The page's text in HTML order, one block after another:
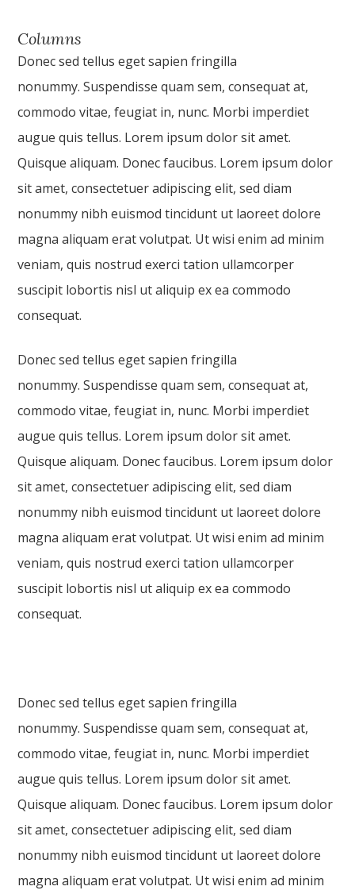
Columns
Donec sed tellus eget sapien fringilla
nonummy. Suspendisse quam sem, consequat at,
commodo vitae, feugiat in, nunc. Morbi imperdiet
augue quis tellus. Lorem ipsum dolor sit amet.
Quisque aliquam. Donec faucibus. Lorem ipsum dolor
sit amet, consectetuer adipiscing elit, sed diam
nonummy nibh euismod tincidunt ut laoreet dolore
magna aliquam erat volutpat. Ut wisi enim ad minim
veniam, quis nostrud exerci tation ullamcorper
suscipit lobortis nisl ut aliquip ex ea commodo
consequat.
Donec sed tellus eget sapien fringilla
nonummy. Suspendisse quam sem, consequat at,
commodo vitae, feugiat in, nunc. Morbi imperdiet
augue quis tellus. Lorem ipsum dolor sit amet.
Quisque aliquam. Donec faucibus. Lorem ipsum dolor
sit amet, consectetuer adipiscing elit, sed diam
nonummy nibh euismod tincidunt ut laoreet dolore
magna aliquam erat volutpat. Ut wisi enim ad minim
veniam, quis nostrud exerci tation ullamcorper
suscipit lobortis nisl ut aliquip ex ea commodo
consequat.
Donec sed tellus eget sapien fringilla
nonummy. Suspendisse quam sem, consequat at,
commodo vitae, feugiat in, nunc. Morbi imperdiet
augue quis tellus. Lorem ipsum dolor sit amet.
Quisque aliquam. Donec faucibus. Lorem ipsum dolor
sit amet, consectetuer adipiscing elit, sed diam
nonummy nibh euismod tincidunt ut laoreet dolore
magna aliquam erat volutpat. Ut wisi enim ad minim